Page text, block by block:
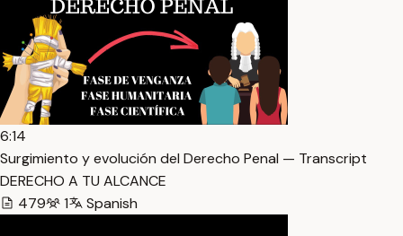
6:14
Surgimiento y evolución del Derecho Penal — Transcript
DERECHO A TU ALCANCE
479
1 Spanish